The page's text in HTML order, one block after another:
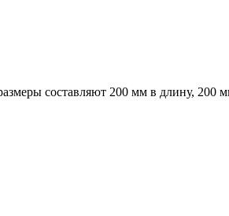
составляют 200 мм в длину,